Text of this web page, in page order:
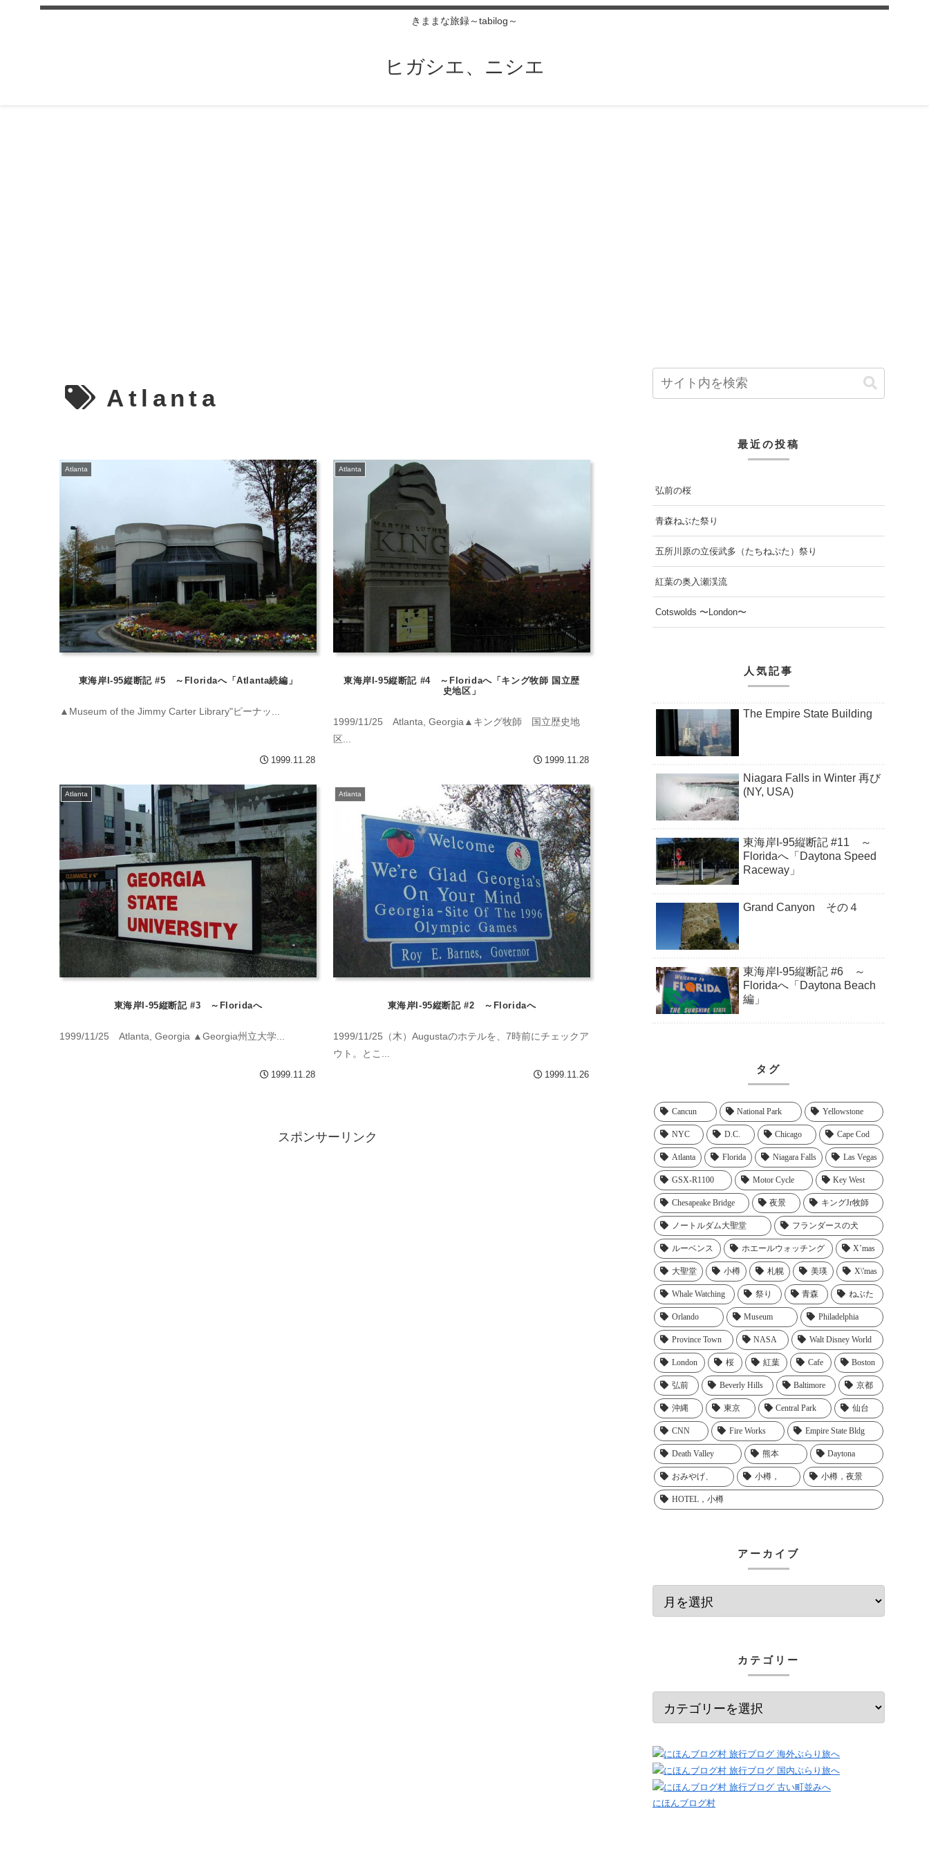
きままな旅録～tabilog～
ヒガシエ、ニシエ
Atlanta
Atlanta
東海岸I-95縦断記 #5 ～Floridaへ「Atlanta続編」
▲Museum of the Jimmy Carter Library"ピーナッ...
1999.11.28
Atlanta
東海岸I-95縦断記 #4 ～Floridaへ「キング牧師 国立歴
史地区」
1999/11/25 Atlanta, Georgia▲キング牧師 国立歴史地
区...
1999.11.28
Atlanta
東海岸I-95縦断記 #3 ～Floridaへ
1999/11/25 Atlanta, Georgia ▲Georgia州立大学...
1999.11.28
Atlanta
東海岸I-95縦断記 #2 ～Floridaへ
1999/11/25（木）Augustaのホテルを、7時前にチェックア
ウト。とこ...
1999.11.26
スポンサーリンク
最近の投稿
弘前の桜
青森ねぶた祭り
五所川原の立佞武多（たちねぷた）祭り
紅葉の奥入瀬渓流
Cotswolds 〜London〜
人気記事
The Empire State Building
Niagara Falls in Winter 再び
(NY, USA)
東海岸I-95縦断記 #11 ～
Floridaへ「Daytona Speed
Raceway」
Grand Canyon その４
東海岸I-95縦断記 #6 ～
Floridaへ「Daytona Beach
編」
タグ
Cancun National Park Yellowstone
NYC D.C. Chicago Cape Cod
Atlanta Florida Niagara Falls Las Vegas
GSX-R1100 Motor Cycle Key West
Chesapeake Bridge 夜景 キングJr牧師
ノートルダム大聖堂 フランダースの犬
ルーベンス ホエールウォッチング X’mas
大聖堂 小樽 札幌 美瑛 X\'mas
Whale Watching 祭り 青森 ねぶた
Orlando Museum Philadelphia
Province Town NASA Walt Disney World
London 桜 紅葉 Cafe Boston
弘前 Beverly Hills Baltimore 京都
沖縄 東京 Central Park 仙台
CNN Fire Works Empire State Bldg
Death Valley 熊本 Daytona
おみやげ、 小樽， 小樽，夜景
HOTEL，小樽
アーカイブ
カテゴリー
にほんブログ村